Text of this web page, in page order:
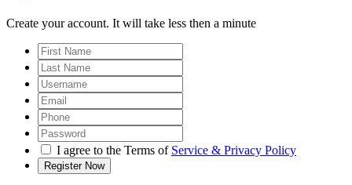
Create your account. It will take less then a minute
I agree to the Terms of Service & Privacy Policy